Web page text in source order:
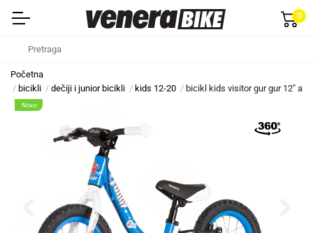
0
Početna
bicikli
dečiji i junior bicikli kids 12-20 bicikl kids visitor gur gur 12"
Novo